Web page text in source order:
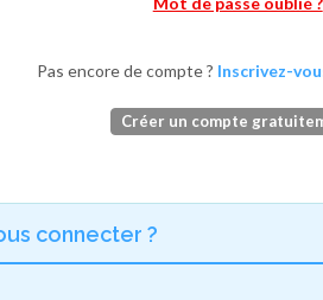
Pas encore de compte ? Inscrivez-
Créer un compte
connecter ?